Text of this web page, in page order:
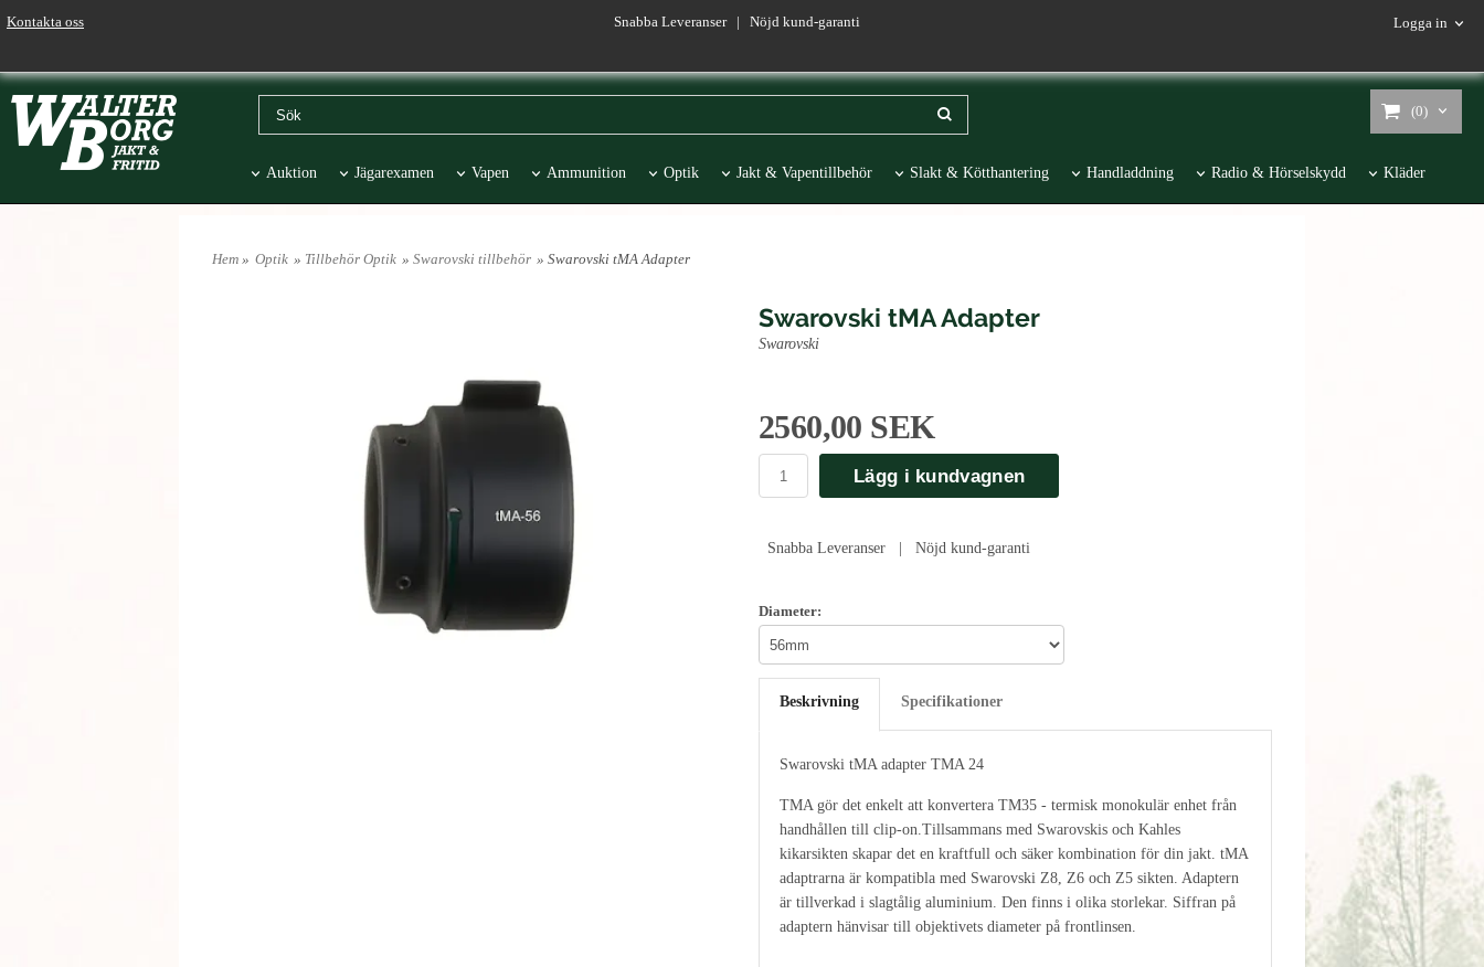
Kontakta oss Snabba Leveranser | Nöjd kund-garanti Logga in
(0)
Auktion Jägarexamen Vapen Ammunition Optik Jakt & Vapentillbehör Slakt & Kötthantering Handladdning Radio & Hörselskydd Kläder
Hem » Optik » Tillbehör Optik » Swarovski tillbehör » Swarovski tMA Adapter
Swarovski tMA Adapter
Swarovski
2560,00 SEK
Lägg i kundvagnen
Snabba Leveranser | Nöjd kund-garanti
Diameter:
Beskrivning Specifikationer
Swarovski tMA adapter TMA 24
TMA gör det enkelt att konvertera TM35 - termisk monokulär enhet från
handhållen till clip-on.Tillsammans med Swarovskis och Kahles
kikarsikten skapar det en kraftfull och säker kombination för din jakt. tMA
adaptrarna är kompatibla med Swarovski Z8, Z6 och Z5 sikten. Adaptern
är tillverkad i slagtålig aluminium. Den finns i olika storlekar. Siffran på
adaptern hänvisar till objektivets diameter på frontlinsen.